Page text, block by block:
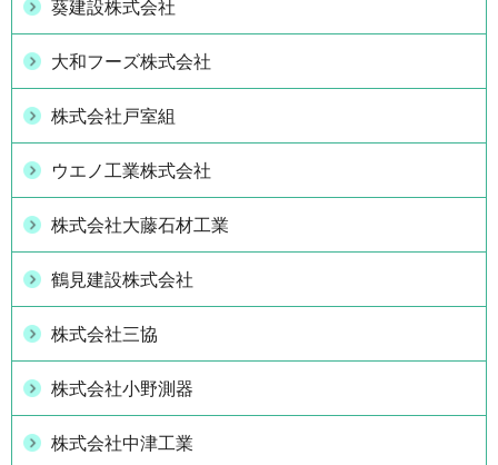
葵建設株式会社
大和フーズ株式会社
株式会社戸室組
ウエノ工業株式会社
株式会社大藤石材工業
鶴見建設株式会社
株式会社三協
株式会社小野測器
株式会社中津工業